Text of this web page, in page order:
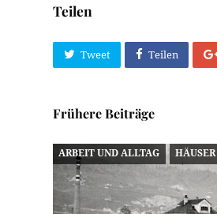
Teilen
Tweet Teilen
Frühere Beiträge
ARBEIT UND ALLTAG HÄUSER